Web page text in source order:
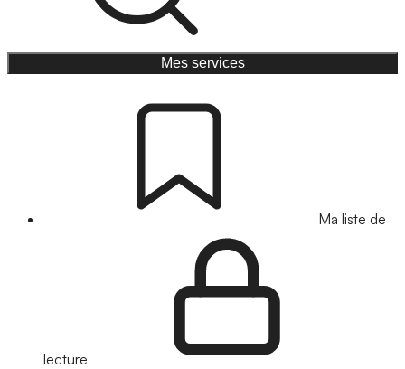
Mes services
Ma liste de
lecture